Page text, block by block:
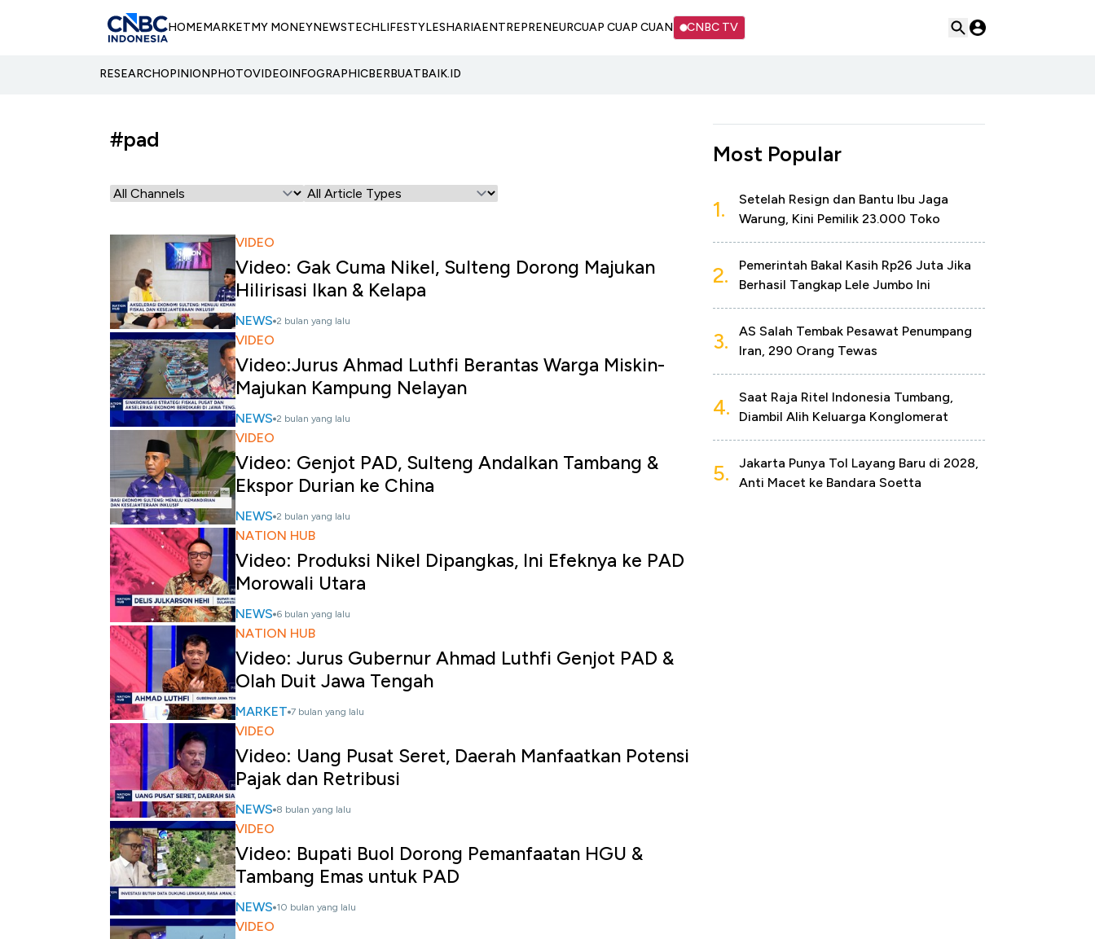
HOMEMARKETMY MONEYNEWSTECHLIFESTYLESHARIAENTREPRENEURCUAP CUAP CUAN CNBC TV
RESEARCHOPINIONPHOTOVIDEOINFOGRAPHICBERBUATBAIK.ID
#pad
VIDEO
Video: Gak Cuma Nikel, Sulteng Dorong Majukan
Hilirisasi Ikan & Kelapa
NEWS 2 bulan yang lalu
VIDEO
Video:Jurus Ahmad Luthfi Berantas Warga Miskin-
Majukan Kampung Nelayan
NEWS 2 bulan yang lalu
VIDEO
Video: Genjot PAD, Sulteng Andalkan Tambang &
Ekspor Durian ke China
NEWS 2 bulan yang lalu
NATION HUB
Video: Produksi Nikel Dipangkas, Ini Efeknya ke PAD
Morowali Utara
NEWS 6 bulan yang lalu
NATION HUB
Video: Jurus Gubernur Ahmad Luthfi Genjot PAD &
Olah Duit Jawa Tengah
MARKET 7 bulan yang lalu
VIDEO
Video: Uang Pusat Seret, Daerah Manfaatkan Potensi
Pajak dan Retribusi
NEWS 8 bulan yang lalu
VIDEO
Video: Bupati Buol Dorong Pemanfaatan HGU &
Tambang Emas untuk PAD
NEWS 10 bulan yang lalu
VIDEO
Most Popular
1.
Setelah Resign dan Bantu Ibu Jaga
Warung, Kini Pemilik 23.000 Toko
2.
Pemerintah Bakal Kasih Rp26 Juta Jika
Berhasil Tangkap Lele Jumbo Ini
3.
AS Salah Tembak Pesawat Penumpang
Iran, 290 Orang Tewas
4.
Saat Raja Ritel Indonesia Tumbang,
Diambil Alih Keluarga Konglomerat
5.
Jakarta Punya Tol Layang Baru di 2028,
Anti Macet ke Bandara Soetta